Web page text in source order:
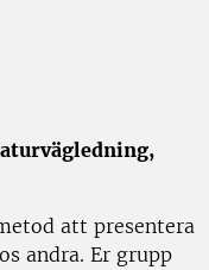
att presentera
andra. Er grupp